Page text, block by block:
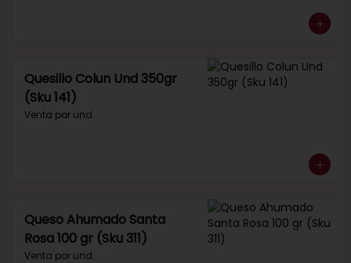
Quesillo Colun Und 350gr
(Sku 141)
Venta por und.
Queso Ahumado Santa
Rosa 100 gr (Sku 311)
Venta por und.